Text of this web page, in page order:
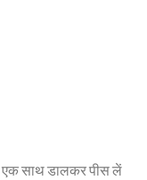
एक साथ डालकर पीस लें